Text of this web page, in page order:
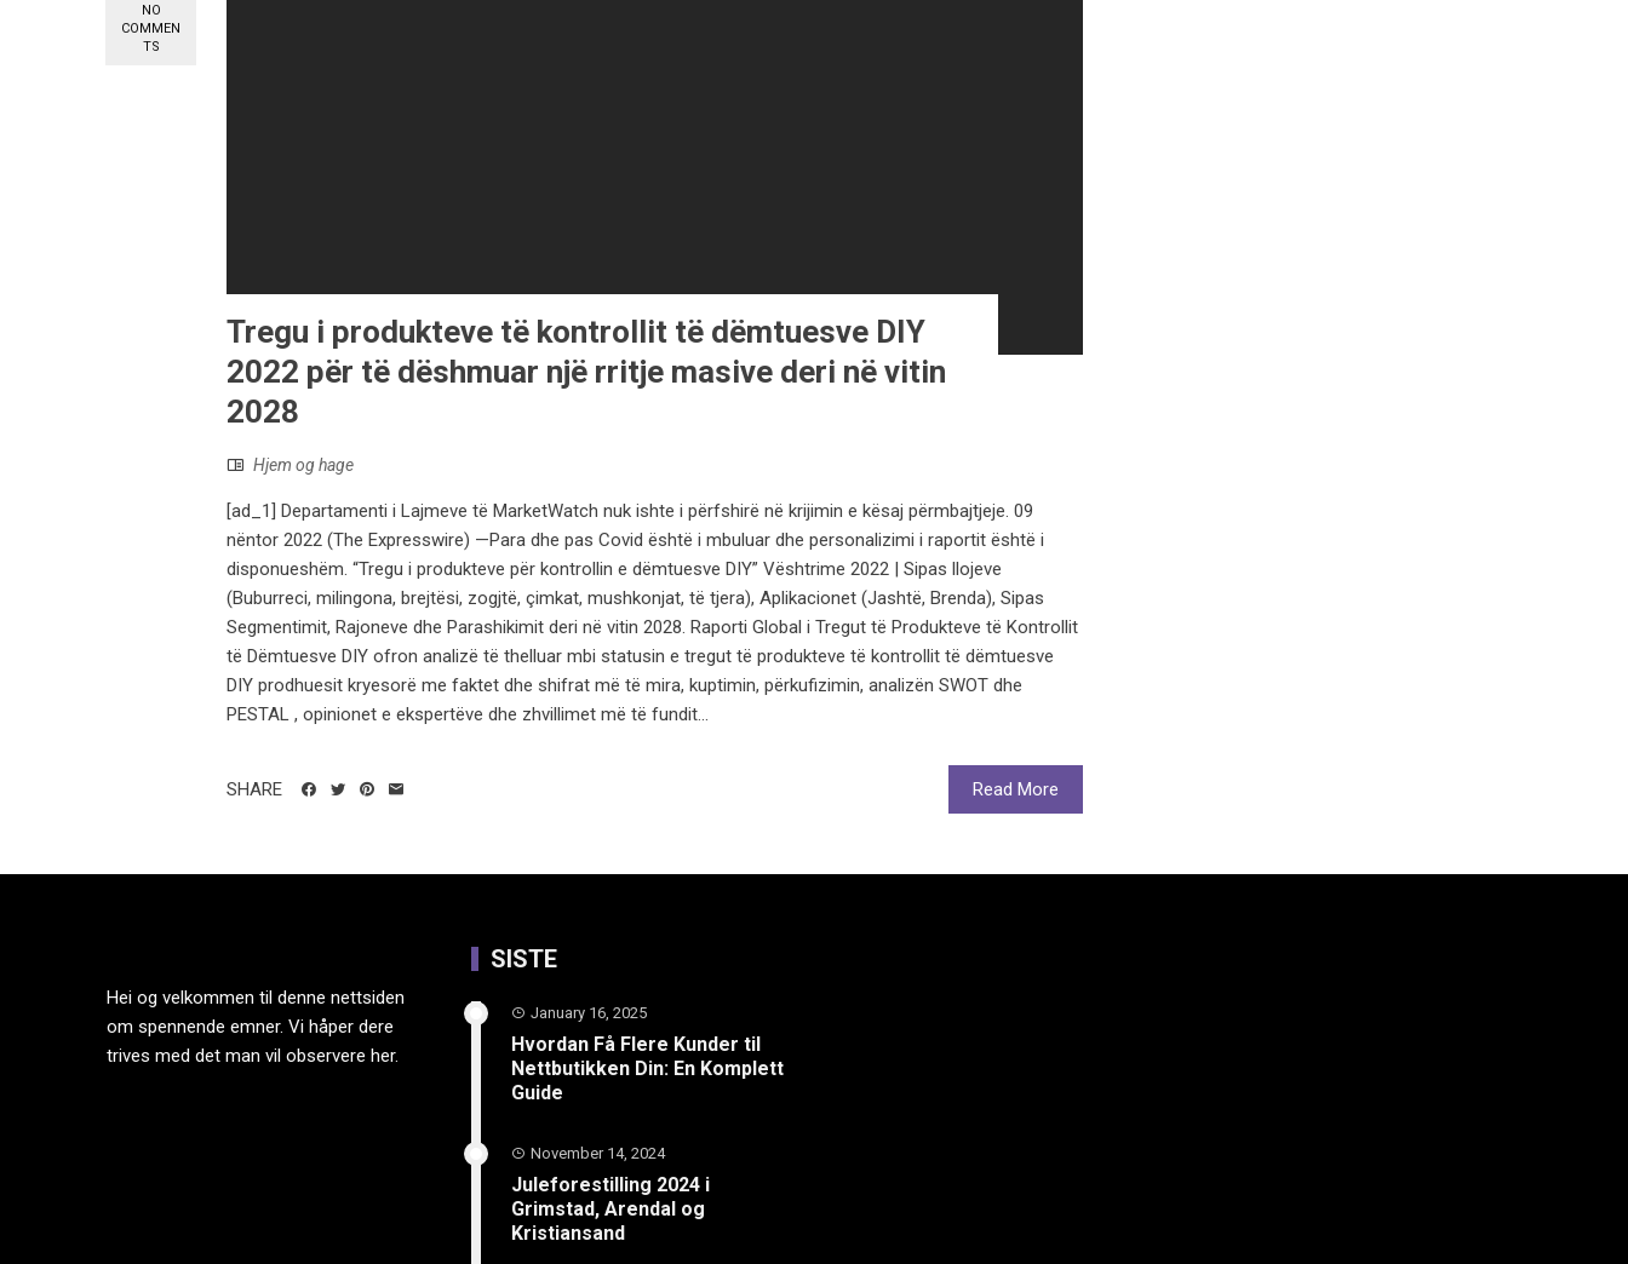
NO
COMMEN
TS
Tregu i produkteve të kontrollit të dëmtuesve DIY
2022 për të dëshmuar një rritje masive deri në vitin
2028
Hjem og hage
[ad_1] Departamenti i Lajmeve të MarketWatch nuk ishte i përfshirë në krijimin e kësaj përmbajtjeje. 09
nëntor 2022 (The Expresswire) —Para dhe pas Covid është i mbuluar dhe personalizimi i raportit është i
disponueshëm. “Tregu i produkteve për kontrollin e dëmtuesve DIY” Vështrime 2022 | Sipas llojeve
(Buburreci, milingona, brejtësi, zogjtë, çimkat, mushkonjat, të tjera), Aplikacionet (Jashtë, Brenda), Sipas
Segmentimit, Rajoneve dhe Parashikimit deri në vitin 2028. Raporti Global i Tregut të Produkteve të Kontrollit
të Dëmtuesve DIY ofron analizë të thelluar mbi statusin e tregut të produkteve të kontrollit të dëmtuesve
DIY prodhuesit kryesorë me faktet dhe shifrat më të mira, kuptimin, përkufizimin, analizën SWOT dhe
PESTAL , opinionet e ekspertëve dhe zhvillimet më të fundit...
Read More
SHARE
Hei og velkommen til denne nettsiden
om spennende emner. Vi håper dere
trives med det man vil observere her.
SISTE
January 16, 2025
Hvordan Få Flere Kunder til
Nettbutikken Din: En Komplett
Guide
November 14, 2024
Juleforestilling 2024 i
Grimstad, Arendal og
Kristiansand